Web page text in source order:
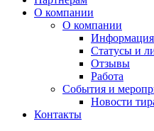
О компании
О компании
Информация
Статусы и
Отзывы
Работа
События и
Новости
Контакты